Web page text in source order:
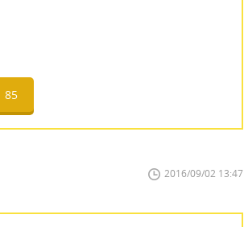
85
2016/09/02 13:47